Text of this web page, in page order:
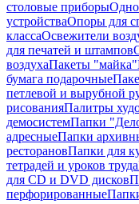
столовые приборы
устройстваОпоры для
классаОсвежители
для печатей и штампов
воздухаПакеты "майка"
бумага подарочные
петлевой и вырубной
рисованияПалитры
демосистемПапки
адресныеПапки
ресторановПапки для
тетрадей и уроков труда
для CD и DVD дисков
перфорированные